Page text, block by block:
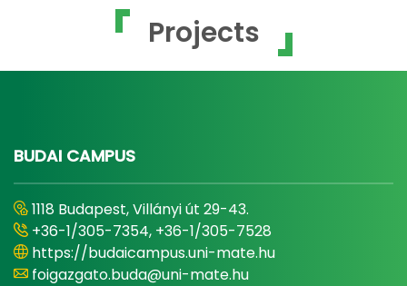
Projects
BUDAI CAMPUS
1118 Budapest, Villányi út 29-43.
+36-1/305-7354, +36-1/305-7528
https://budaicampus.uni-mate.hu
foigazgato.buda@uni-mate.hu